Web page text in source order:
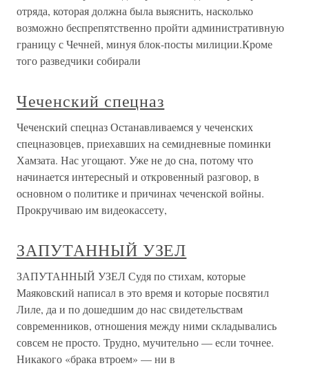
отряда, которая должна была выяснить, насколько
возможно беспрепятственно пройти административную
границу с Чечней, минуя блок-посты милиции.Кроме
того разведчики собирали
Чеченский спецназ
Чеченский спецназ Останавливаемся у чеченских
спецназовцев, приехавших на семидневные поминки
Хамзата. Нас угощают. Уже не до сна, потому что
начинается интересный и откровенный разговор, в
основном о политике и причинах чеченской войны.
Прокручиваю им видеокассету,
ЗАПУТАННЫЙ УЗЕЛ
ЗАПУТАННЫЙ УЗЕЛ Судя по стихам, которые
Маяковский написал в это время и которые посвятил
Лиле, да и по дошедшим до нас свидетельствам
современников, отношения между ними складывались
совсем не просто. Трудно, мучительно — если точнее.
Никакого «брака втроем» — ни в